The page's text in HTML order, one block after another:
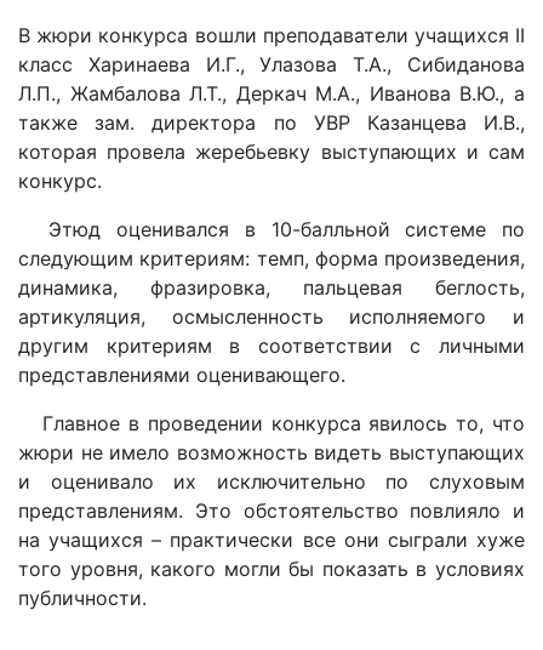
В жюри конкурса вошли преподаватели учащихся II
класс Харинаева И.Г., Улазова Т.А., Сибиданова
Л.П., Жамбалова Л.Т., Деркач М.А., Иванова В.Ю., а
также зам. директора по УВР Казанцева И.В.,
которая провела жеребьевку выступающих и сам
конкурс.
Этюд оценивался в 10-балльной системе по
следующим критериям: темп, форма произведения,
динамика, фразировка, пальцевая беглость,
артикуляция, осмысленность исполняемого и
другим критериям в соответствии с личными
представлениями оценивающего.
Главное в проведении конкурса явилось то, что
жюри не имело возможность видеть выступающих
и оценивало их исключительно по слуховым
представлениям. Это обстоятельство повлияло и
на учащихся – практически все они сыграли хуже
того уровня, какого могли бы показать в условиях
публичности.